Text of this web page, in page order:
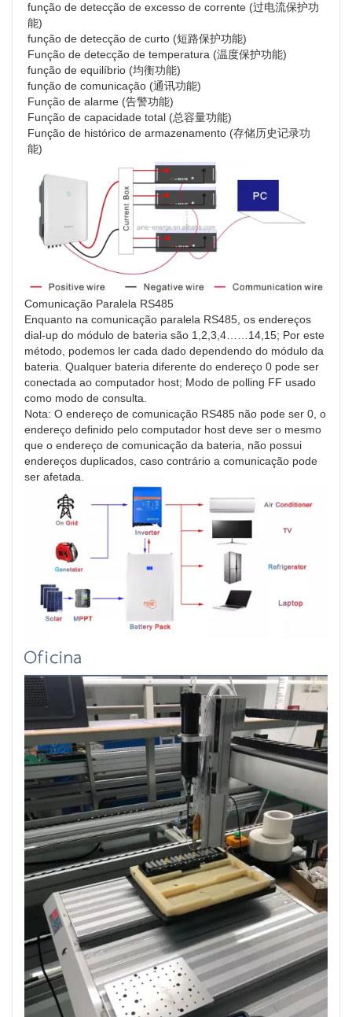
função de detecção de excesso de corrente (过电流保护功
能)
função de detecção de curto (短路保护功能)
Função de detecção de temperatura (温度保护功能)
função de equilíbrio (均衡功能)
função de comunicação (通讯功能)
Função de alarme (告警功能)
Função de capacidade total (总容量功能)
Função de histórico de armazenamento (存储历史记录功
能)
Comunicação Paralela RS485
Enquanto na comunicação paralela RS485, os endereços
dial-up do módulo de bateria são 1,2,3,4……14,15; Por este
método, podemos ler cada dado dependendo do módulo da
bateria. Qualquer bateria diferente do endereço 0 pode ser
conectada ao computador host; Modo de polling FF usado
como modo de consulta.
Nota: O endereço de comunicação RS485 não pode ser 0, o
endereço definido pelo computador host deve ser o mesmo
que o endereço de comunicação da bateria, não possui
endereços duplicados, caso contrário a comunicação pode
ser afetada.
Oficina